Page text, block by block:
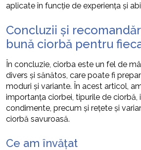
aplicate în funcție de experiența și
Concluzii și
bună ciorbă pentru
În concluzie, ciorba este un fel de
divers și sănătos, care poate fi
moduri și variante. În acest articol,
importanța ciorbei, tipurile de ciorbă,
condimente, precum și rețete și
ciorbă savuroasă.
Ce am învățat